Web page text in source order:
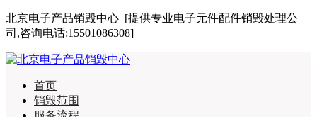
北京电子产品销毁中心_[提供专业电子元件配件销毁处理公
司,咨询电话:15501086308]
首页
销毁范围